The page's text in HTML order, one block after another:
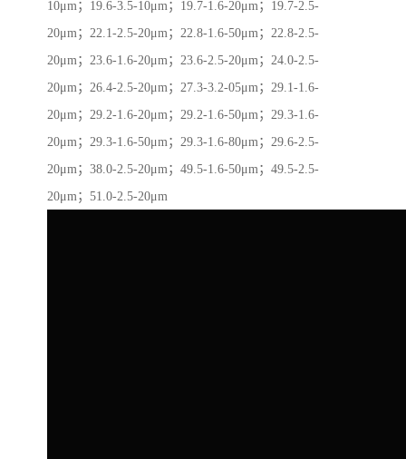
10μm；19.6-3.5-10μm；19.7-1.6-20μm；19.7-2.5-
20μm；22.1-2.5-20μm；22.8-1.6-50μm；22.8-2.5-
20μm；23.6-1.6-20μm；23.6-2.5-20μm；24.0-2.5-
20μm；26.4-2.5-20μm；27.3-3.2-05μm；29.1-1.6-
20μm；29.2-1.6-20μm；29.2-1.6-50μm；29.3-1.6-
20μm；29.3-1.6-50μm；29.3-1.6-80μm；29.6-2.5-
20μm；38.0-2.5-20μm；49.5-1.6-50μm；49.5-2.5-
20μm；51.0-2.5-20μm